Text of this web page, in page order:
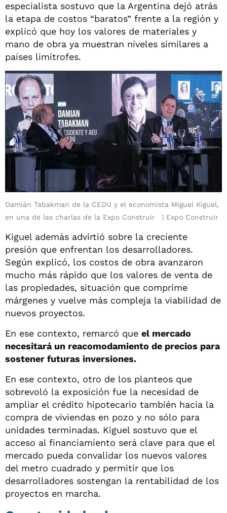
especialista sostuvo que la Argentina dejó atrás
la etapa de costos “baratos” frente a la región y
explicó que hoy los valores de materiales y
mano de obra ya muestran niveles similares a
países limítrofes.
Damián Tabakman de la CEDU y el economista Miguel Kiguel,
en una de las charlas de la Expo Construir
Expo Construir
Kiguel además advirtió sobre la creciente
presión que enfrentan los desarrolladores.
Según explicó, los costos de obra avanzaron
mucho más rápido que los valores de venta de
las propiedades, situación que comprime
márgenes y vuelve más compleja la viabilidad de
nuevos proyectos.
En ese contexto, remarcó que el mercado
necesitará un reacomodamiento de precios para
sostener futuras inversiones.
En ese contexto, otro de los planteos que
sobrevoló la exposición fue la necesidad de
ampliar el crédito hipotecario también hacia la
compra de viviendas en pozo y no sólo para
unidades terminadas. Kiguel sostuvo que el
acceso al financiamiento será clave para que el
mercado pueda convalidar los nuevos valores
del metro cuadrado y permitir que los
desarrolladores sostengan la rentabilidad de los
proyectos en marcha.